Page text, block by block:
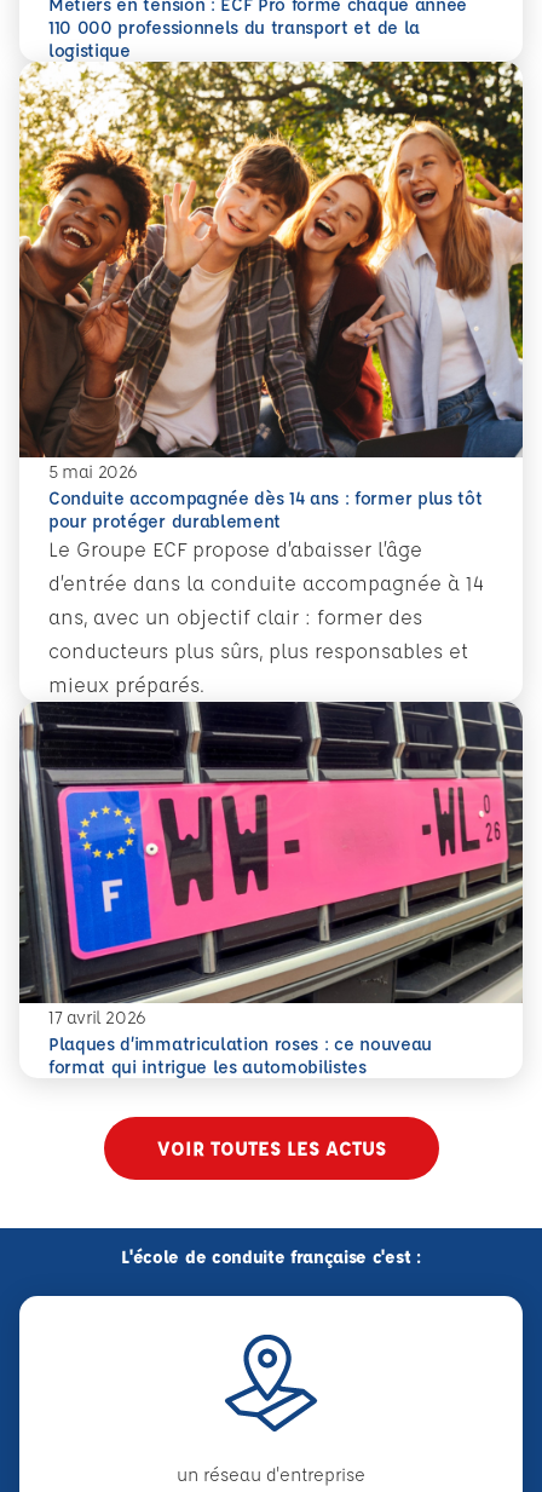
Métiers en tension : ECF Pro forme chaque année
110 000 professionnels du transport et de la
logistique
En savoir plus
Métiers en tension : ECF Pro forme chaque année 110
5 mai 2026
Conduite accompagnée dès 14 ans : former plus tôt
pour protéger durablement
Le Groupe ECF propose d’abaisser l’âge
d’entrée dans la conduite accompagnée à 14
ans, avec un objectif clair : former des
conducteurs plus sûrs, plus responsables et
mieux préparés.
En savoir plus
Conduite accompagnée dès 14 ans : former plus tôt pour
17 avril 2026
Plaques d’immatriculation roses : ce nouveau
format qui intrigue les automobilistes
En savoir plus
Plaques d’immatriculation roses : ce nouveau format
VOIR TOUTES LES ACTUS
L'école de conduite française c'est :
un réseau d'entreprise